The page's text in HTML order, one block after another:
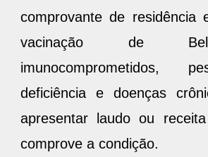
comprovante de residência
vacinação de
imunocomprometidos,
deficiência e doenças
apresentar laudo ou
comprove a condição.